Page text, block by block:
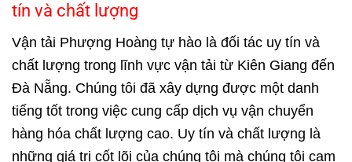
tín và chất lượng
Vận tải Phượng Hoàng tự hào là đối tác uy tín và
chất lượng trong lĩnh vực vận tải từ Kiên Giang đến
Đà Nẵng. Chúng tôi đã xây dựng được một danh
tiếng tốt trong việc cung cấp dịch vụ vận chuyển
hàng hóa chất lượng cao. Uy tín và chất lượng là
những giá trị cốt lõi của chúng tôi mà chúng tôi cam